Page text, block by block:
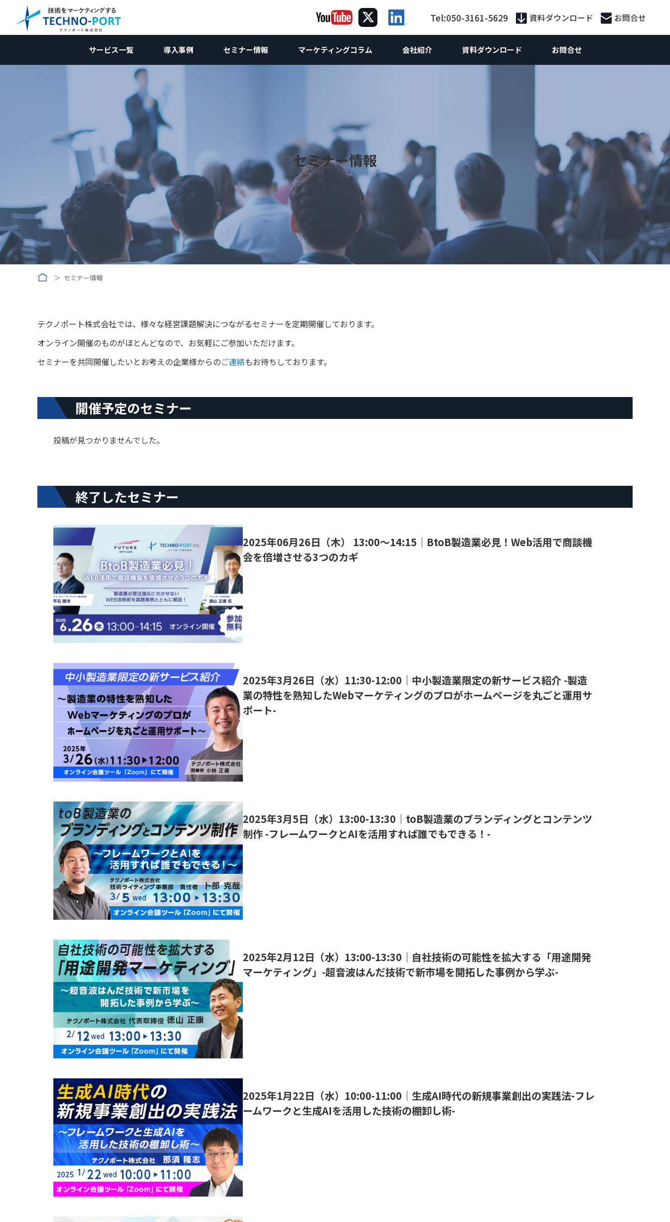
Tel:050-3161-5629 資料ダウンロード お問合せ
サービス一覧
国内向けWebマーケティング
新規開拓ソリューション
メーカー向け
受託加工業向け
用途開発向け
コンテンツマーケティング支援
Web制作関連
Webサイト制作/改修
製品サイト制作
ランディングページ(LP)
→コンテンツ制作
ホワイトペーパー
インタビュー記事
動画制作
SEO無料診断
海外向けランディングページ制作
海外AI & SEO対策支援
英語SEOライティング
海外リスティング広告
海外向けSNS運用
LinkedIn広告
LinkedInリード獲得
LinkedInコンテンツマーケティング
導入事例
メーカー
Webコンサルティング
コンテンツマーケティング
技術ライティング
セミナー情報 マーケティングコラム
コラム｜国内向けマーケティング
競合調査
自社分析
市場調査
施策編
コンテンツ制作
SEO対策
広告運用
AI検索対策
SNS運用
改善編
アクセス数向上
リードナーチャリング
問い合わせ率向上
世界の製造業
翻訳
会社紹介 資料ダウンロード
サービス資料
国内向けWebマーケティング
海外向けWebマーケティング
調査レポート
お問合せ
国内向けWebマーケティング
壁打ち相談会 (無料)
セミナー情報
セミナー情報
テクノポート株式会社では、様々な経営課題解決につながるセミナーを定期開催しております。
オンライン開催のものがほとんどなので、お気軽にご参加いただけます。
セミナーを共同開催したいとお考えの企業様からのご連絡もお待ちしております。
開催予定のセミナー
投稿が見つかりませんでした。
終了したセミナー
2025年06月26日（木） 13:00～14:15｜BtoB製造業必見！Web活用で商談機
会を倍増させる3つのカギ
2025年3月26日（水）11:30-12:00｜中小製造業限定の新サービス紹介 -製造
業の特性を熟知したWebマーケティングのプロがホームページを丸ごと運用サ
ポート-
2025年3月5日（水）13:00-13:30｜toB製造業のブランディングとコンテンツ
制作 -フレームワークとAIを活用すれば誰でもできる！-
2025年2月12日（水）13:00-13:30｜自社技術の可能性を拡大する「用途開発
マーケティング」-超音波はんだ技術で新市場を開拓した事例から学ぶ-
2025年1月22日（水）10:00-11:00｜生成AI時代の新規事業創出の実践法-フレ
ームワークと生成AIを活用した技術の棚卸し術-